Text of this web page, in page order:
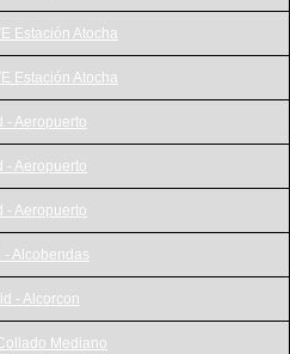
Estación Atocha
Estación Atocha
- Aeropuerto
- Aeropuerto
- Aeropuerto
- Alcobendas
- Alcorcon
Mediano